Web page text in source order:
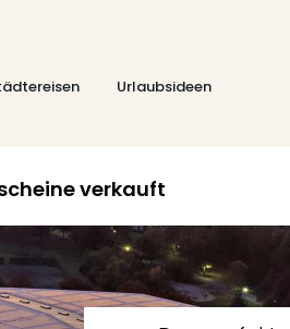
Urlaubsideen
verkauft